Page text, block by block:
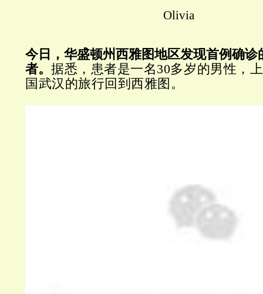
今日，华盛顿州西雅图地区发现首例确诊
者。 据悉，患者是一名30多岁的男性，
国武汉的旅行回到西雅图。